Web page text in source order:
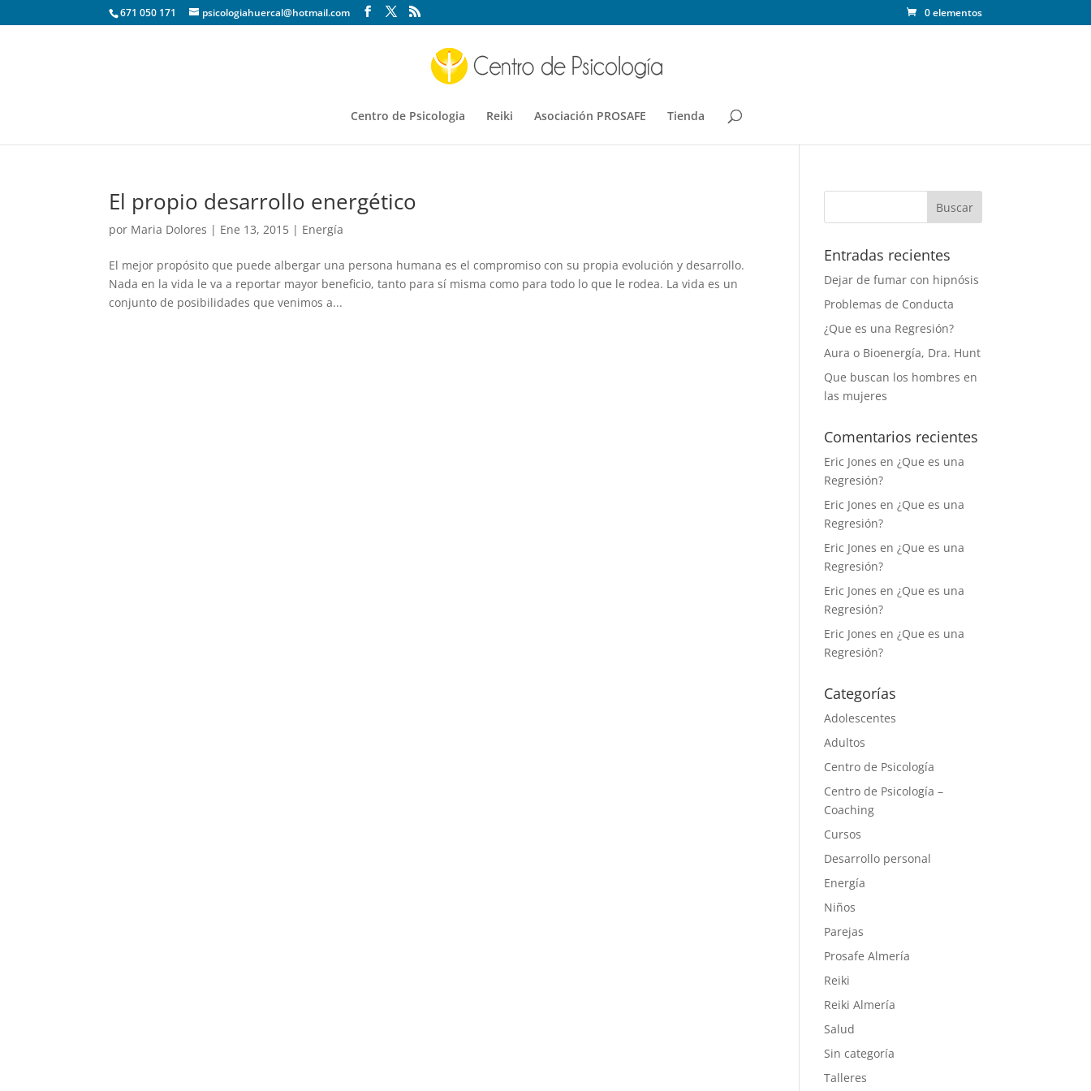
671 050 171 psicologiahuercal@hotmail.com 0 elementos
Centro de Psicologia Reiki Asociación PROSAFE Tienda
El propio desarrollo energético
por Maria Dolores | Ene 13, 2015 | Energía
El mejor propósito que puede albergar una persona humana es el compromiso con su propia evolución y desarrollo.
Nada en la vida le va a reportar mayor beneficio, tanto para sí misma como para todo lo que le rodea. La vida es un
conjunto de posibilidades que venimos a...
Entradas recientes
Dejar de fumar con hipnósis
Problemas de Conducta
¿Que es una Regresión?
Aura o Bioenergía, Dra. Hunt
Que buscan los hombres en
las mujeres
Comentarios recientes
Eric Jones en¿Que es una
Regresión?
Eric Jones en¿Que es una
Regresión?
Eric Jones en¿Que es una
Regresión?
Eric Jones en¿Que es una
Regresión?
Eric Jones en¿Que es una
Regresión?
Categorías
Adolescentes
Adultos
Centro de Psicología
Centro de Psicología –
Coaching
Cursos
Desarrollo personal
Energía
Niños
Parejas
Prosafe Almería
Reiki
Reiki Almería
Salud
Sin categoría
Talleres